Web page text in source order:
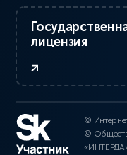
лицензия
©
©